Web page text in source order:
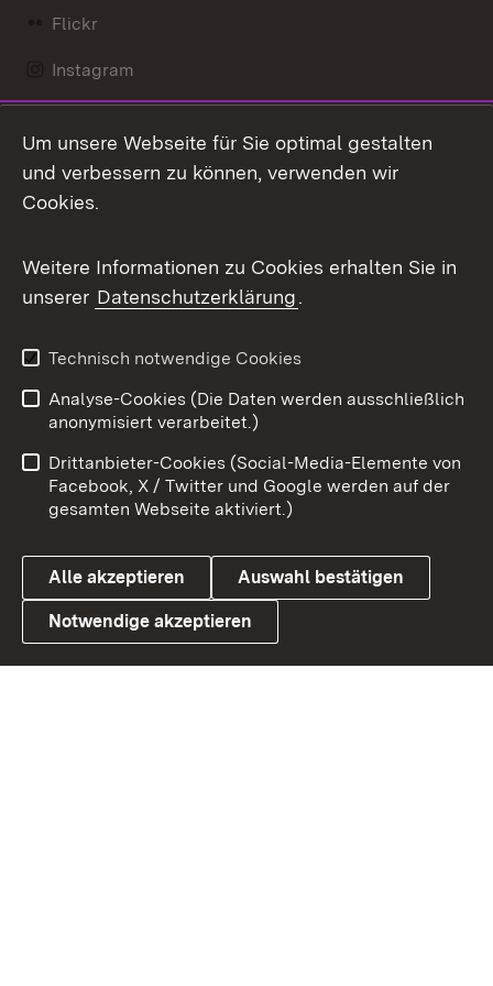
Flickr
Instagram
Mastodon
Messenger
Social Wall
X / Twitter
Youtube
Link zum Landesportal
Benutzungshinweise
Barrierefreiheit
Datenschutz
Cookies
Um unsere Webseite für Sie optimal gestalten
und verbessern zu können, verwenden wir
Cookies.
Weitere Informationen zu Cookies erhalten Sie in
unserer Datenschutzerklärung.
Technisch notwendige Cookies
Analyse-Cookies (Die Daten werden ausschließlich
anonymisiert verarbeitet.)
Drittanbieter-Cookies (Social-Media-Elemente von
Facebook, X / Twitter und Google werden auf der
gesamten Webseite aktiviert.)
Alle akzeptieren Auswahl bestätigen
Notwendige akzeptieren